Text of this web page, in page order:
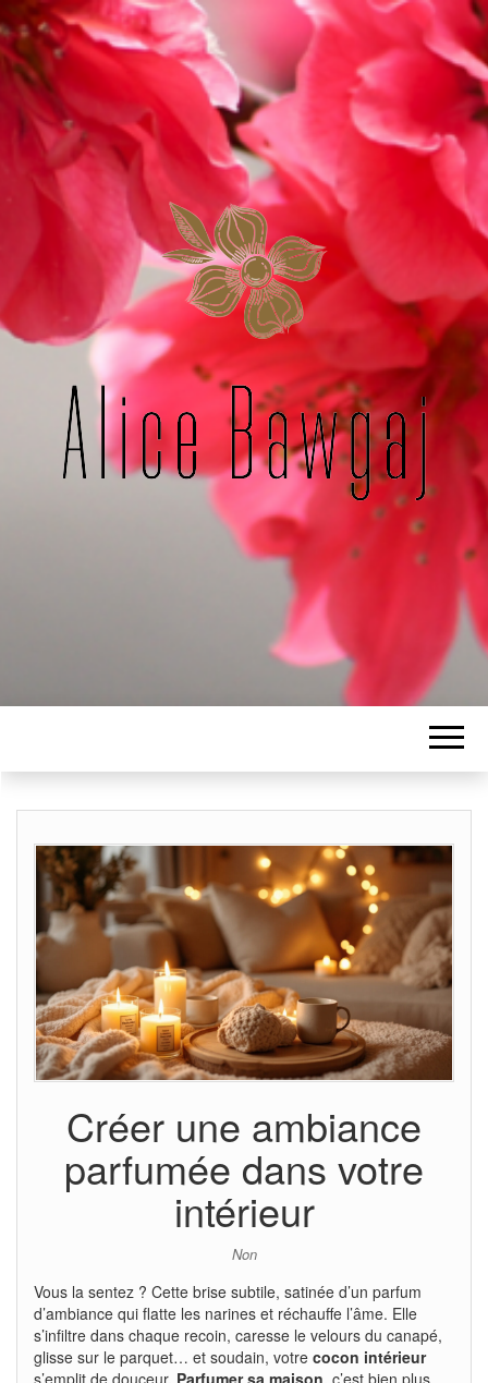
ALICE
BAWGAJ
Les petits mots d'Alice
Créer une ambiance
parfumée dans votre
intérieur
Non
Vous la sentez ? Cette brise subtile, satinée d’un parfum
d’ambiance qui flatte les narines et réchauffe l’âme. Elle
s’infiltre dans chaque recoin, caresse le velours du canapé,
glisse sur le parquet… et soudain, votre cocon intérieur
s’emplit de douceur. Parfumer sa maison, c’est bien plus